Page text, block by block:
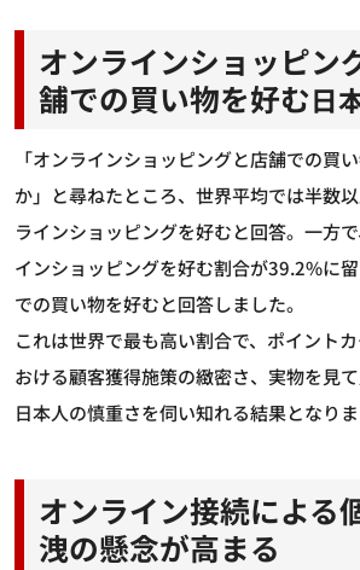
オンラインショッピン
舗での買い物を好む日
「オンラインショッピングと店舗での買
か」と尋ねたところ、世界平均では半数
ラインショッピングを好むと回答。一方
インショッピングを好む割合が39.2%に
での買い物を好むと回答しました。
これは世界で最も高い割合で、ポイント
おける顧客獲得施策の緻密さ、実物を見
日本人の慎重さを伺い知れる結果となりま
オンライン接続による
洩の懸念が高まる